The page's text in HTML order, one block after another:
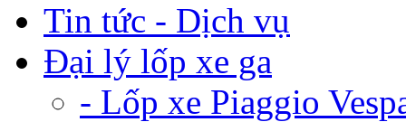
Tin tức - Dịch vụ
Đại lý lốp xe ga
- Lốp xe Piaggio